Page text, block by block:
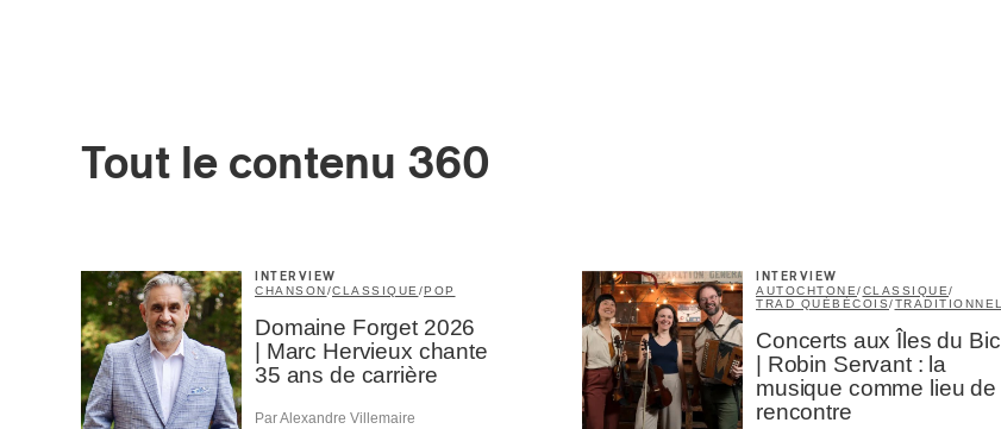
Tout le contenu 360
INTERVIEW
CHANSON/CLASSIQUE /POP
Domaine Forget 2026
| Marc Hervieux chante
35 ans de carrière
Par Alexandre Villemaire
INTERVIEW
AUTOCHTONE/CLASSIQUE/
TRAD QUÉBÉCOIS/TRADITIONNEL
Concerts aux Îles du Bic
| Robin Servant : la
musique comme lieu de
rencontre
Prénom Nom*